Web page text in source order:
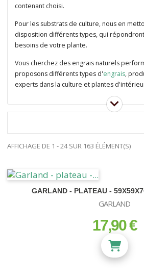
contenant choisi.
Pour les substrats de culture, nous en
disposition différents types, qui
besoins de votre plante.
Vous cherchez des engrais naturels
proposons différents types d'engrais,
experts dans la culture et plantes
AFFICHAGE DE 1 - 24 SUR 163 ÉLÉMENT(S)
GARLAND - PLATEAU -
GARLAND
prix
17,90 €